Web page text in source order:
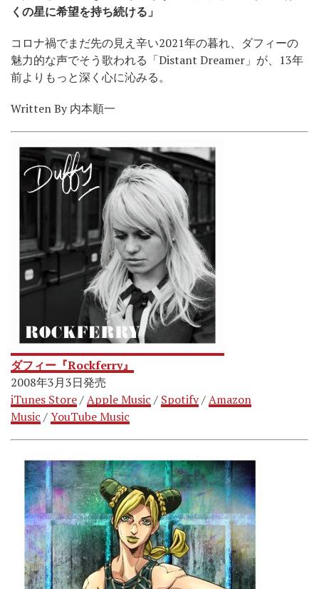
くの星に希望を持ち続ける」
コロナ禍でまだ先の見え辛い2021年の暮れ、ダフィーの
魅力的な声でそう歌われる「Distant Dreamer」が、13年
前よりもっと深く心に沁みる。
Written By 内本順一
ダフィー『Rockferry』
2008年3月3日発売
iTunes Store/Apple Music / Spotify/Amazon
Music /YouTube Music